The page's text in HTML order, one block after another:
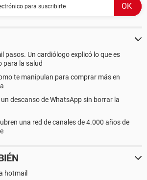
pasos. Un cardiólogo explicó lo que es
para la salud
te manipulan para comprar más en
descanso de WhatsApp sin borrar la
una red de canales de 4.000 años de
hotmail